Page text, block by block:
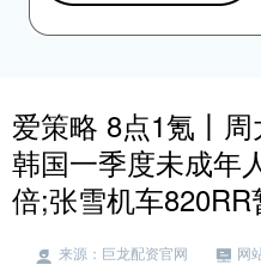
爱策略 8点1氪丨
韩国一季度未成年
倍;张雪机车
来源：巨龙配资官网 网